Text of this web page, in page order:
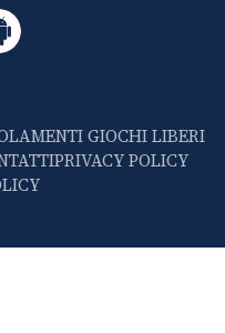
GIOCHI LIBERI
PRIVACY POLICY